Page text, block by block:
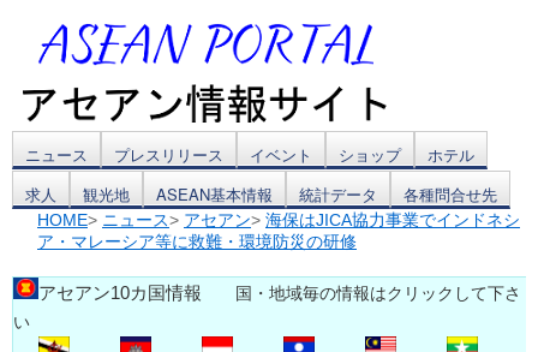
コ
ン
テ
ン
ツ
ニュース プレスリリース イベント ショップ
ホテル
求人
観光地 ASEAN基本情報 統計データ 各種問合せ先
HOME> ニュース> アセアン> 海保はJICA協力事業でインドネシ
ア・マレーシア等に救難・環境防災の研修
アセアン10カ国情報 国・地域毎の情報はクリックして下さ
い